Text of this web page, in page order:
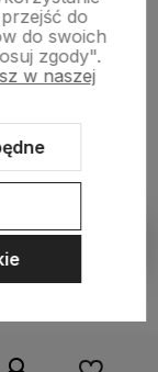
Modern 3.0™
do
do swoich
zgody".
w naszej